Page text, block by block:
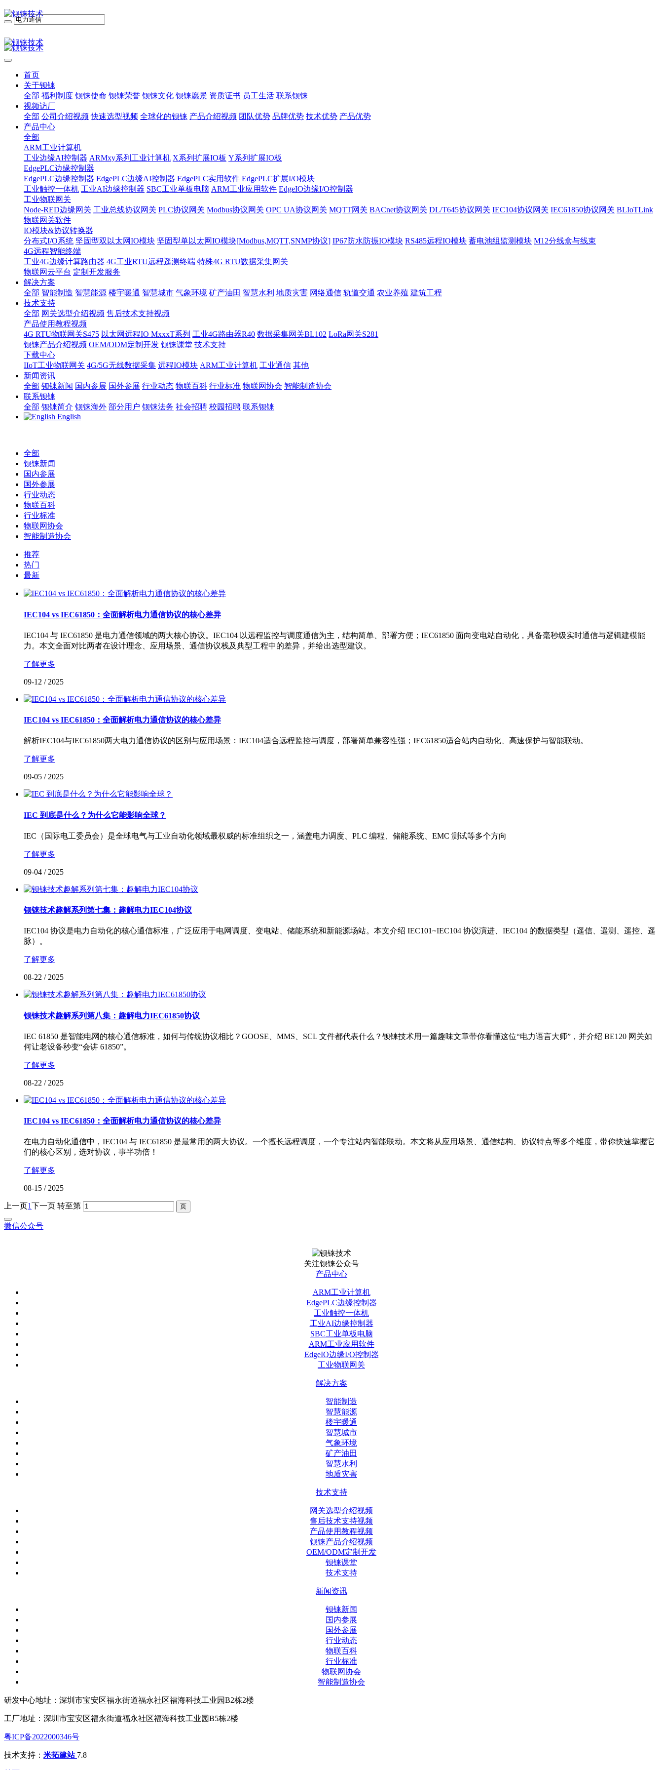
首页
关于钡铼
全部 福利制度 钡铼使命 钡铼荣誉 钡铼文化 钡铼愿景 资质证书 员工生活 联系钡铼
视频访厂
全部 公司介绍视频 快速选型视频 全球化的钡铼 产品介绍视频 团队优势 品牌优势 技术优势 产品优势
产品中心
全部
ARM工业计算机
工业边缘AI控制器 ARMxy系列工业计算机 X系列扩展IO板 Y系列扩展IO板
EdgePLC边缘控制器
EdgePLC边缘控制器 EdgePLC边缘AI控制器 EdgePLC实用软件 EdgePLC扩展I/O模块
工业触控一体机 工业AI边缘控制器 SBC工业单板电脑 ARM工业应用软件 EdgeIO边缘I/O控制器
工业物联网关
Node-RED边缘网关 工业总线协议网关 PLC协议网关 Modbus协议网关 OPC UA协议网关 MQTT网关 BACnet协议网关 DL/T645协议网关 IEC104协议网关 IEC61850协议网关 BLIoTLink
物联网关软件
IO模块&协议转换器
分布式I/O系统 坚固型双以太网IO模块 坚固型单以太网IO模块[Modbus,MQTT,SNMP协议] IP67防水防振IO模块 RS485远程IO模块 蓄电池组监测模块 M12分线盒与线束
4G远程智能终端
工业4G边缘计算路由器 4G工业RTU远程遥测终端 特殊4G RTU数据采集网关
物联网云平台 定制开发服务
解决方案
全部 智能制造 智慧能源 楼宇暖通 智慧城市 气象环境 矿产油田 智慧水利 地质灾害 网络通信 轨道交通 农业养殖 建筑工程
技术支持
全部 网关选型介绍视频 售后技术支持视频
产品使用教程视频
4G RTU物联网关S475 以太网远程IO MxxxT系列 工业4G路由器R40 数据采集网关BL102 LoRa网关S281
钡铼产品介绍视频 OEM/ODM定制开发 钡铼课堂 技术支持
下载中心
IIoT工业物联网关 4G/5G无线数据采集 远程IO模块 ARM工业计算机 工业通信 其他
新闻资讯
全部 钡铼新闻 国内参展 国外参展 行业动态 物联百科 行业标准 物联网协会 智能制造协会
联系钡铼
全部 钡铼简介 钡铼海外 部分用户 钡铼法务 社会招聘 校园招聘 联系钡铼
English
全部
钡铼新闻
国内参展
国外参展
行业动态
物联百科
行业标准
物联网协会
智能制造协会
推荐
热门
最新
IEC104 vs IEC61850：全面解析电力通信协议的核心差异
IEC104 与 IEC61850 是电力通信领域的两大核心协议。IEC104 以远程监控与调度通信为主，结构简单、部署方便；IEC61850 面向变电站自动化，具备毫秒级实时通信与逻辑建模能
力。本文全面对比两者在设计理念、应用场景、通信协议栈及典型工程中的差异，并给出选型建议。
了解更多
09-12 / 2025
IEC104 vs IEC61850：全面解析电力通信协议的核心差异
解析IEC104与IEC61850两大电力通信协议的区别与应用场景：IEC104适合远程监控与调度，部署简单兼容性强；IEC61850适合站内自动化、高速保护与智能联动。
了解更多
09-05 / 2025
IEC 到底是什么？为什么它能影响全球？
IEC（国际电工委员会）是全球电气与工业自动化领域最权威的标准组织之一，涵盖电力调度、PLC 编程、储能系统、EMC 测试等多个方向
了解更多
09-04 / 2025
钡铼技术趣解系列第七集：趣解电力IEC104协议
IEC104 协议是电力自动化的核心通信标准，广泛应用于电网调度、变电站、储能系统和新能源场站。本文介绍 IEC101~IEC104 协议演进、IEC104 的数据类型（遥信、遥测、遥控、遥
脉）。
了解更多
08-22 / 2025
钡铼技术趣解系列第八集：趣解电力IEC61850协议
IEC 61850 是智能电网的核心通信标准，如何与传统协议相比？GOOSE、MMS、SCL 文件都代表什么？钡铼技术用一篇趣味文章带你看懂这位“电力语言大师”，并介绍 BE120 网关如
何让老设备秒变“会讲 61850”。
了解更多
08-22 / 2025
IEC104 vs IEC61850：全面解析电力通信协议的核心差异
在电力自动化通信中，IEC104 与 IEC61850 是最常用的两大协议。一个擅长远程调度，一个专注站内智能联动。本文将从应用场景、通信结构、协议特点等多个维度，带你快速掌握它
们的核心区别，选对协议，事半功倍！
了解更多
08-15 / 2025
上一页 1 下一页 转至第
微信公众号
关注钡铼公众号
产品中心
ARM工业计算机
EdgePLC边缘控制器
工业触控一体机
工业AI边缘控制器
SBC工业单板电脑
ARM工业应用软件
EdgeIO边缘I/O控制器
工业物联网关
解决方案
智能制造
智慧能源
楼宇暖通
智慧城市
气象环境
矿产油田
智慧水利
地质灾害
技术支持
网关选型介绍视频
售后技术支持视频
产品使用教程视频
钡铼产品介绍视频
OEM/ODM定制开发
钡铼课堂
技术支持
新闻资讯
钡铼新闻
国内参展
国外参展
行业动态
物联百科
行业标准
物联网协会
智能制造协会
研发中心地址：深圳市宝安区福永街道福永社区福海科技工业园B2栋2楼
工厂地址：深圳市宝安区福永街道福永社区福海科技工业园B5栋2楼
粤ICP备2022000346号
技术支持： 米拓建站 7.8